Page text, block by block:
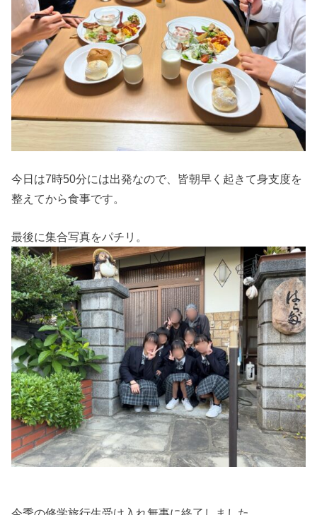
今日は7時50分には出発なので、皆朝早く起きて身支度を
整えてから食事です。
最後に集合写真をパチリ。